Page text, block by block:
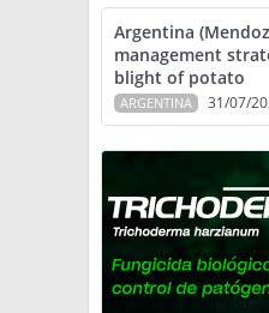
Argentina
management
blight of potato
ARGENTINA 31/07/